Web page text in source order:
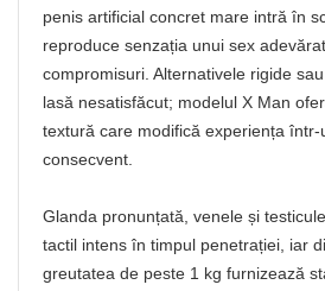
penis artificial concret mare intră în
reproduce senzația unui sex
compromisuri. Alternativele rigide
lasă nesatisfăcut; modelul X Man
textură care modifică experiența
consecvent.
Glanda pronunțată, venele și
tactil intens în timpul penetrației, iar
greutatea de peste 1 kg furnizează